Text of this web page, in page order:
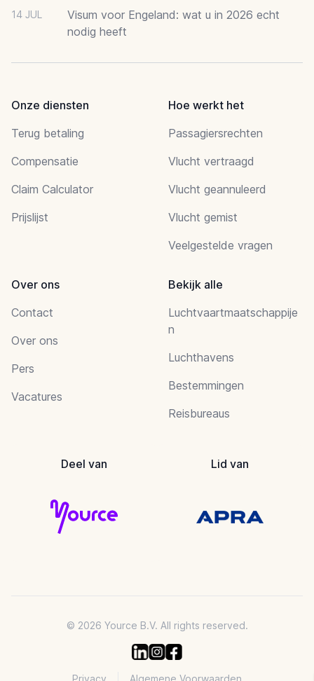
14 JUL
Visum voor Engeland: wat u in 2026 echt
nodig heeft
Onze diensten
Terug betaling
Compensatie
Claim Calculator
Prijslijst
Hoe werkt het
Passagiersrechten
Vlucht vertraagd
Vlucht geannuleerd
Vlucht gemist
Veelgestelde vragen
Over ons
Contact
Over ons
Pers
Vacatures
Bekijk alle
Luchtvaartmaatschappije
n
Luchthavens
Bestemmingen
Reisbureaus
Deel van Lid van
© 2026 Yource B.V. All rights reserved.
Privacy Algemene Voorwaarden